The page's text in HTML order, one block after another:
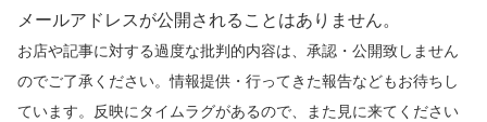
メールアドレスが公開されることはありません。
お店や記事に対する過度な批判的内容は、承認・公開致しません
のでご了承ください。情報提供・行ってきた報告などもお待ちし
ています。反映にタイムラグがあるので、また見に来てください